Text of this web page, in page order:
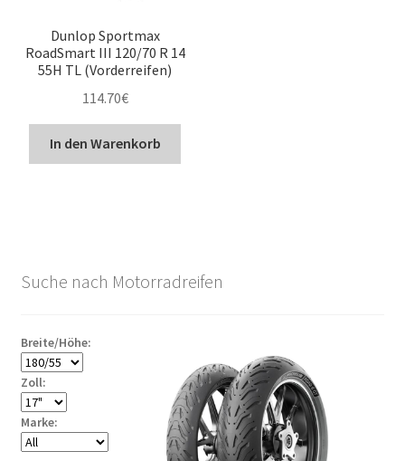
Dunlop Sportmax
RoadSmart III 120/70 R 14
55H TL (Vorderreifen)
114.70€
In den Warenkorb
Suche nach Motorradreifen
Breite/Höhe:
Zoll:
Marke: